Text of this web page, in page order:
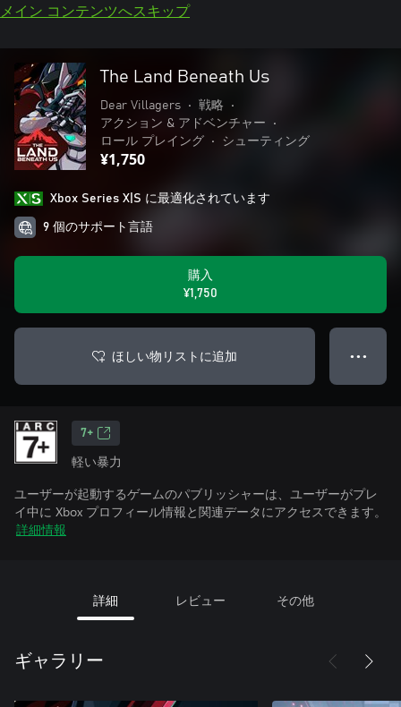
メイン コンテンツへスキップ
The Land Beneath Us
Dear Villagers • 戦略
•
アクション & アドベンチャー
•
ロール プレイング
• シューティング
¥1,750
Xbox Series X|S に最適化されています
9 個のサポート言語
購入
¥1,750
ほしい物リストに追加 ● ● ●
7+
軽い暴力
ユーザーが起動するゲームのパブリッシャーは、ユーザーがプレ
イ中に Xbox プロフィール情報と関連データにアクセスできます。
詳細情報
詳細 レビュー その他
ギャラリー